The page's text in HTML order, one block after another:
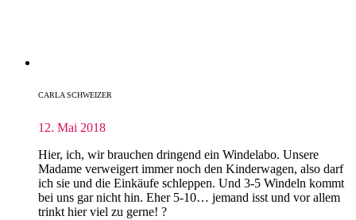
CARLA SCHWEIZER
12. Mai 2018
Hier, ich, wir brauchen dringend ein Windelabo. Unsere
Madame verweigert immer noch den Kinderwagen, also darf
ich sie und die Einkäufe schleppen. Und 3-5 Windeln kommt
bei uns gar nicht hin. Eher 5-10… jemand isst und vor allem
trinkt hier viel zu gerne! ?